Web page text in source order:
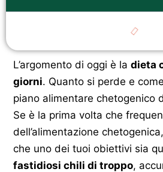
L’argomento di oggi è la dieta
giorni. Quanto si perde e
piano alimentare chetogenico
Se è la prima volta che
dell’alimentazione
che uno dei tuoi obiettivi sia
fastidiosi chili di troppo,